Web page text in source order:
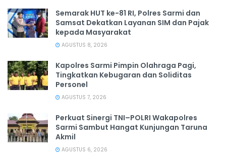
Semarak HUT ke-81 RI, Polres Sarmi dan
Samsat Dekatkan Layanan SIM dan Pajak
kepada Masyarakat
AGUSTUS 8, 2026
Kapolres Sarmi Pimpin Olahraga Pagi,
Tingkatkan Kebugaran dan Soliditas
Personel
AGUSTUS 7, 2026
Perkuat Sinergi TNI–POLRI Wakapolres
Sarmi Sambut Hangat Kunjungan Taruna
Akmil
AGUSTUS 6, 2026